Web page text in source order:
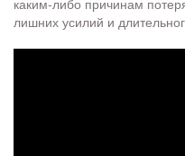
лишних усилий и